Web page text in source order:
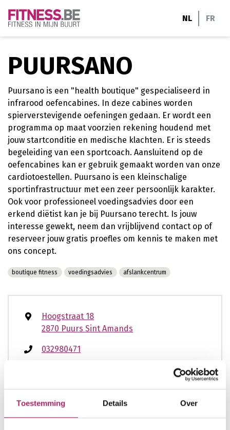
Toestemming Details Over
NL FR
PUURSANO
Puursano is een "health boutique" gespecialiseerd in
infrarood oefencabines. In deze cabines worden
spierverstevigende oefeningen gedaan. Er wordt een
programma op maat voorzien rekening houdend met
jouw startconditie en medische klachten. Er is steeds
begeleiding van een sportcoach. Aansluitend op de
oefencabines kan er gebruik gemaakt worden van onze
cardiotoestellen. Puursano is een kleinschalige
sportinfrastructuur met een zeer persoonlijk karakter.
Ook voor professioneel voedingsadvies door een
erkend diëtist kan je bij Puursano terecht. Is jouw
interesse gewekt, neem dan vrijblijvend contact op of
reserveer jouw gratis proefles om kennis te maken met
ons concept.
boutique fitness voedingsadvies afslankcentrum
Hoogstraat 18
2870 Puurs Sint Amands
032980471
www.puursano.be